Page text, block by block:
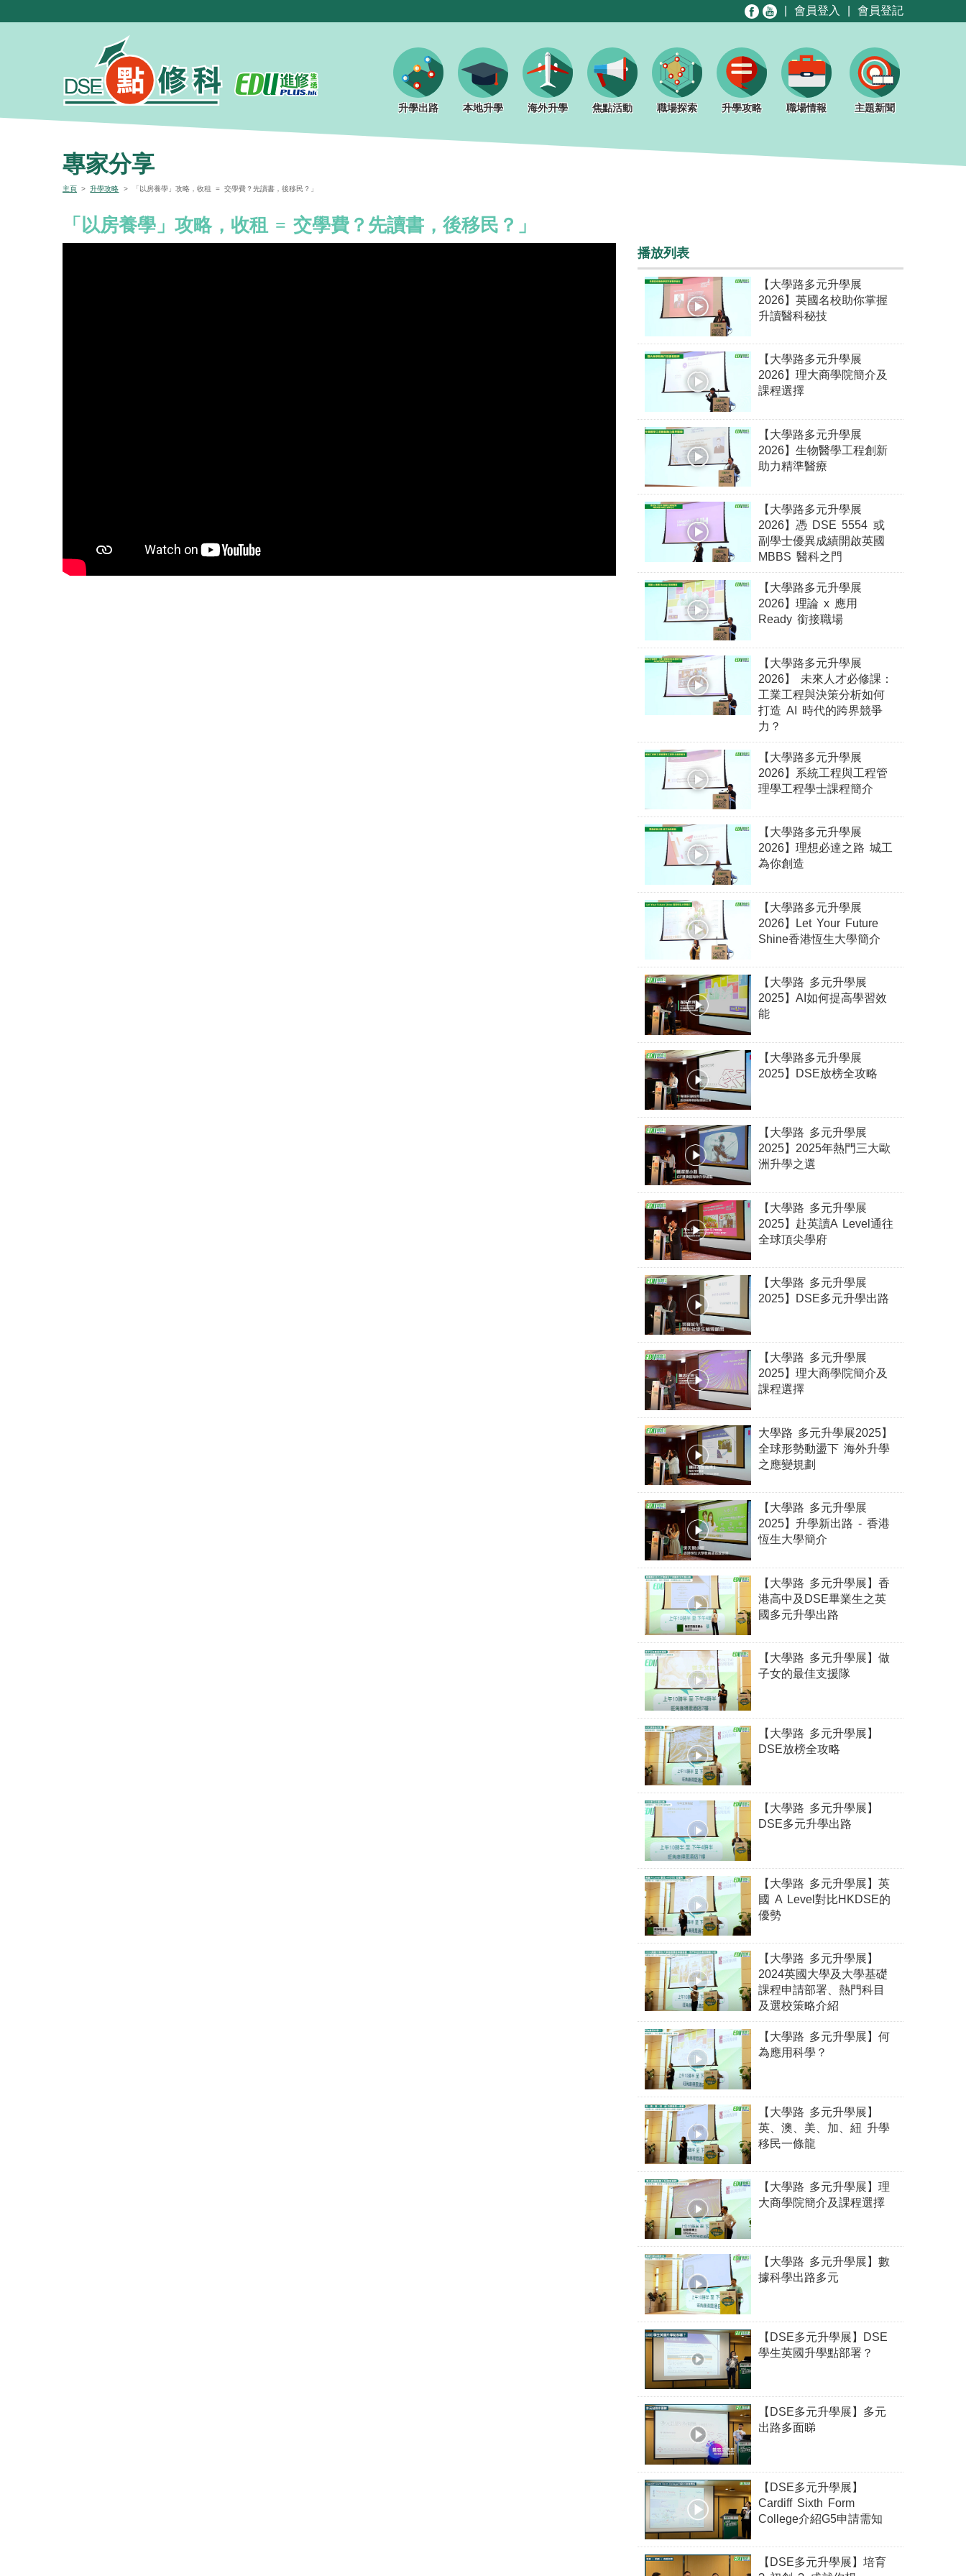
會員登入 會員登記
升學出路 本地升學 海外升學 焦點活動 職場探索 升學攻略 職場情報 主題新聞
專家分享
主頁 >升學攻略 > 「以房養學」攻略，收租 = 交學費？先讀書，後移民？」
「以房養學」攻略，收租 = 交學費？先讀書，後移民？」
播放列表
【大學路多元升學展
2026】英國名校助你掌握
升讀醫科秘技
【大學路多元升學展
2026】理大商學院簡介及
課程選擇
【大學路多元升學展
2026】生物醫學工程創新
助力精準醫療
【大學路多元升學展
2026】憑 DSE 5554 或
副學士優異成績開啟英國
MBBS 醫科之門
【大學路多元升學展
2026】理論 x 應用
Ready 銜接職場
【大學路多元升學展
2026】 未來人才必修課：
工業工程與決策分析如何
打造 AI 時代的跨界競爭
力？
【大學路多元升學展
2026】系統工程與工程管
理學工程學士課程簡介
【大學路多元升學展
2026】理想必達之路 城工
為你創造
【大學路多元升學展
2026】Let Your Future
Shine香港恆生大學簡介
【大學路 多元升學展
2025】AI如何提高學習效
能
【大學路多元升學展
2025】DSE放榜全攻略
【大學路 多元升學展
2025】2025年熱門三大歐
洲升學之選
【大學路 多元升學展
2025】赴英讀A Level通往
全球頂尖學府
【大學路 多元升學展
2025】DSE多元升學出路
【大學路 多元升學展
2025】理大商學院簡介及
課程選擇
大學路 多元升學展2025】
全球形勢動盪下 海外升學
之應變規劃
【大學路 多元升學展
2025】升學新出路 - 香港
恆生大學簡介
【大學路 多元升學展】香
港高中及DSE畢業生之英
國多元升學出路
【大學路 多元升學展】做
子女的最佳支援隊
【大學路 多元升學展】
DSE放榜全攻略
【大學路 多元升學展】
DSE多元升學出路
【大學路 多元升學展】英
國 A Level對比HKDSE的
優勢
【大學路 多元升學展】
2024英國大學及大學基礎
課程申請部署、熱門科目
及選校策略介紹
【大學路 多元升學展】何
為應用科學？
【大學路 多元升學展】
英、澳、美、加、紐 升學
移民一條龍
【大學路 多元升學展】理
大商學院簡介及課程選擇
【大學路 多元升學展】數
據科學出路多元
【DSE多元升學展】DSE
學生英國升學點部署？
【DSE多元升學展】多元
出路多面睇
【DSE多元升學展】
Cardiff Sixth Form
College介紹G5申請需知
【DSE多元升學展】培育